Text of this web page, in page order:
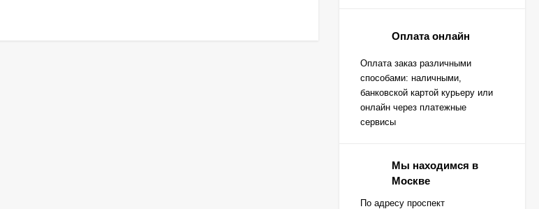
Оплата онлайн
Оплата заказ различными
способами: наличными,
банковской картой курьеру или
онлайн через платежные
сервисы
Мы находимся в
Москве
По адресу проспект